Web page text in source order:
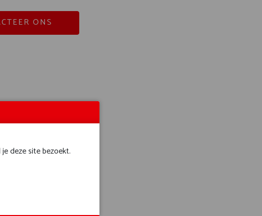
ONS
deze site bezoekt.